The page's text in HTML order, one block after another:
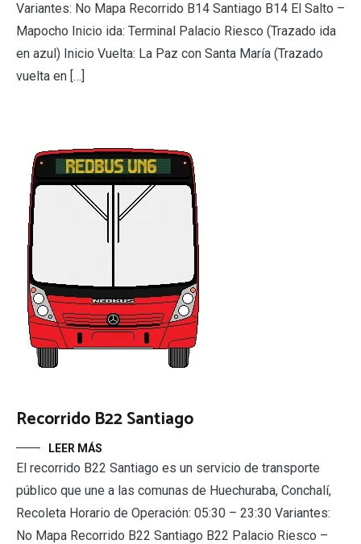
Variantes: No Mapa Recorrido B14 Santiago B14 El Salto –
Mapocho Inicio ida: Terminal Palacio Riesco (Trazado ida
en azul) Inicio Vuelta: La Paz con Santa María (Trazado
vuelta en […]
Recorrido B22 Santiago
LEER MÁS
El recorrido B22 Santiago es un servicio de transporte
público que une a las comunas de Huechuraba, Conchalí,
Recoleta Horario de Operación: 05:30 – 23:30 Variantes:
No Mapa Recorrido B22 Santiago B22 Palacio Riesco –